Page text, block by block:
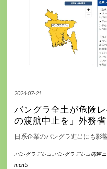
2024-07-21
バングラ全土が危険
の渡航中止を」外務省
日系企業のバングラ進出にも影
バングラデシュ バングラデシュ関連
ments